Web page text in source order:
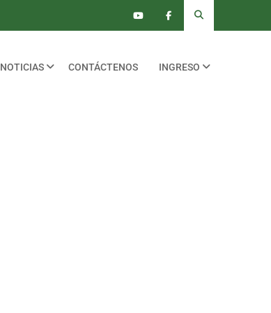
NOTICIAS CONTÁCTENOS INGRESO